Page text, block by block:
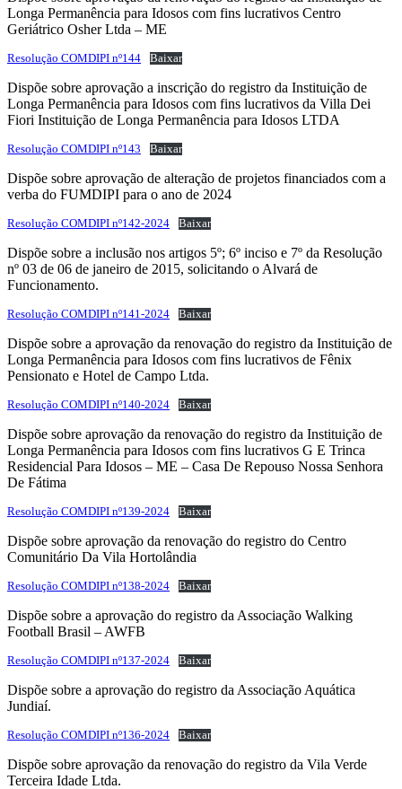
Longa Permanência para Idosos com fins lucrativos Centro
Geriátrico Osher Ltda – ME
Resolução COMDIPI nº144 Baixar
Dispõe sobre aprovação a inscrição do registro da Instituição de
Longa Permanência para Idosos com fins lucrativos da Villa Dei
Fiori Instituição de Longa Permanência para Idosos LTDA
Resolução COMDIPI nº143 Baixar
Dispõe sobre aprovação de alteração de projetos financiados com a
verba do FUMDIPI para o ano de 2024
Resolução COMDIPI nº142-2024 Baixar
Dispõe sobre a inclusão nos artigos 5º; 6º inciso e 7º da Resolução
nº 03 de 06 de janeiro de 2015, solicitando o Alvará de
Funcionamento.
Resolução COMDIPI nº141-2024 Baixar
Dispõe sobre a aprovação da renovação do registro da Instituição de
Longa Permanência para Idosos com fins lucrativos de Fênix
Pensionato e Hotel de Campo Ltda.
Resolução COMDIPI nº140-2024 Baixar
Dispõe sobre aprovação da renovação do registro da Instituição de
Longa Permanência para Idosos com fins lucrativos G E Trinca
Residencial Para Idosos – ME – Casa De Repouso Nossa Senhora
De Fátima
Resolução COMDIPI nº139-2024 Baixar
Dispõe sobre aprovação da renovação do registro do Centro
Comunitário Da Vila Hortolândia
Resolução COMDIPI nº138-2024 Baixar
Dispõe sobre a aprovação do registro da Associação Walking
Football Brasil – AWFB
Resolução COMDIPI nº137-2024 Baixar
Dispõe sobre a aprovação do registro da Associação Aquática
Jundiaí.
Resolução COMDIPI nº136-2024 Baixar
Dispõe sobre aprovação da renovação do registro da Vila Verde
Terceira Idade Ltda.